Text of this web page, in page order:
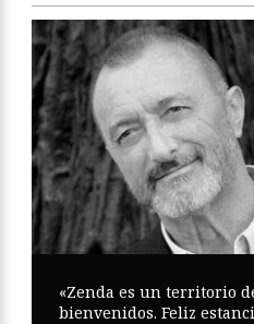
«Zenda es un territorio
bienvenidos. Feliz